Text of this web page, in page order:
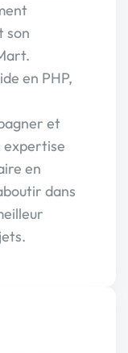
son
en PHP,
et
expertise
en
dans